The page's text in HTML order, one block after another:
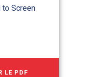
to Screen
LE PDF